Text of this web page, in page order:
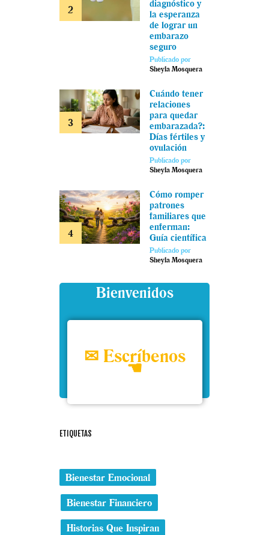
diagnóstico y
la esperanza
de lograr un
embarazo
seguro
Publicado por
Sheyla Mosquera
Cuándo tener
relaciones
para quedar
embarazada?:
Días fértiles y
ovulación
Publicado por
Sheyla Mosquera
Cómo romper
patrones
familiares que
enferman:
Guía científica
Publicado por
Sheyla Mosquera
Bienvenidos
✉ Escríbenos
☚
ETIQUETAS
Bienestar Emocional
Bienestar Financiero
Historias Que Inspiran